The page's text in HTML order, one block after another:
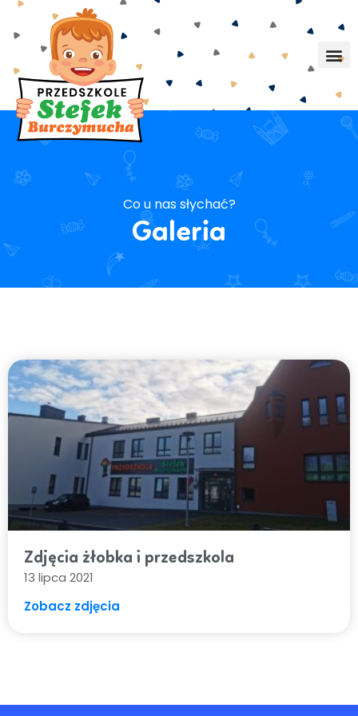
Co u nas słychać?
Galeria
Zdjęcia żłobka i przedszkola
13 lipca 2021
Zobacz zdjęcia